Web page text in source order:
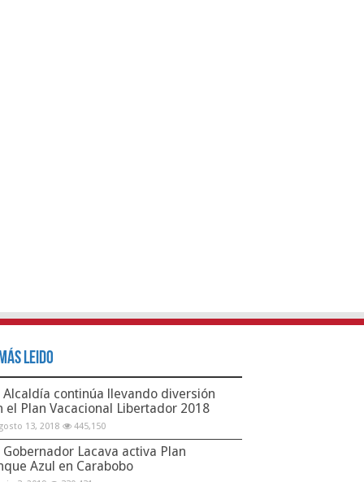
Leido
Alcaldía continúa llevando diversión
el Plan Vacacional Libertador 2018
13, 2018 445,150
Gobernador Lacava activa Plan
Azul en Carabobo